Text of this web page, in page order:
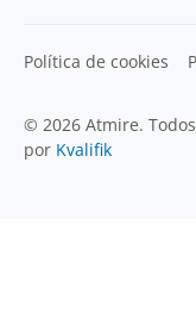
© 2026 Atmire.
por Kvalifik
Política de cookies